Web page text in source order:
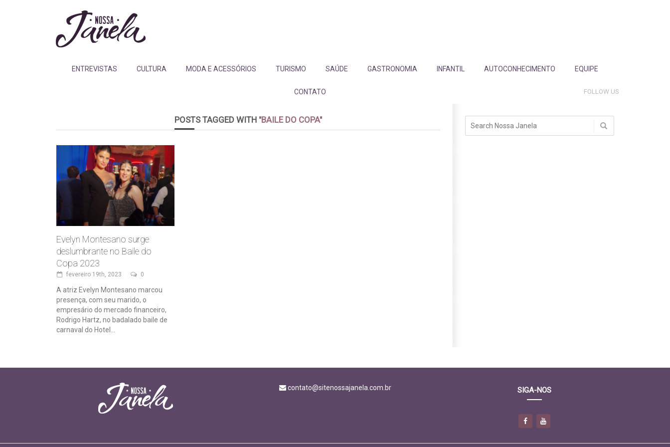
ENTREVISTAS CULTURA MODA E ACESSÓRIOS TURISMO SAÚDE GASTRONOMIA INFANTIL AUTOCONHECIMENTO EQUIPE
CONTATO FOLLOW US
POSTS TAGGED WITH "BAILE DO COPA"
Evelyn Montesano surge
deslumbrante no Baile do
Copa 2023
fevereiro 19th, 2023 0
A atriz Evelyn Montesano marcou
presença, com seu marido, o
empresário do mercado financeiro,
Rodrigo Hartz, no badalado baile de
carnaval do Hotel...
contato@sitenossajanela.com.br SIGA-NOS